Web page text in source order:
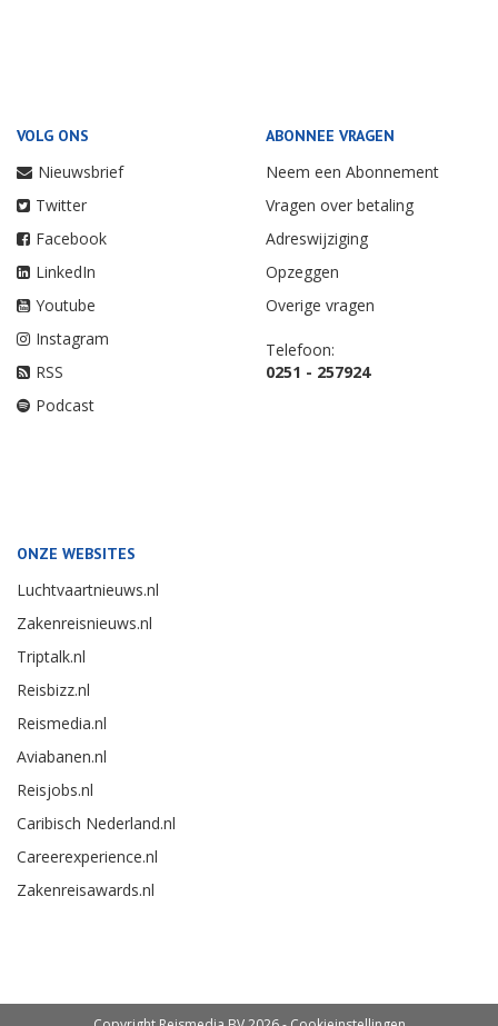
VOLG ONS
Nieuwsbrief
Twitter
Facebook
LinkedIn
Youtube
Instagram
RSS
Podcast
ABONNEE VRAGEN
Neem een Abonnement
Vragen over betaling
Adreswijziging
Opzeggen
Overige vragen
Telefoon:
0251 - 257924
ONZE WEBSITES
Luchtvaartnieuws.nl
Zakenreisnieuws.nl
Triptalk.nl
Reisbizz.nl
Reismedia.nl
Aviabanen.nl
Reisjobs.nl
Caribisch Nederland.nl
Careerexperience.nl
Zakenreisawards.nl